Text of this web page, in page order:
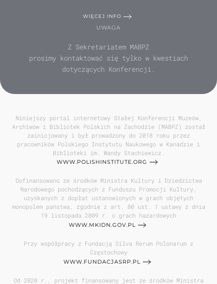
WIĘCEJ INFO
UWAGA
Z Sekretariatem MABPZ
prosimy kontaktować się tylko w kwestiach
dotyczących Konferencji.
Niniejszy portal internetowy Stałej Konferencji Muzeów,
Archiwów i Bibliotek Polskich na Zachodzie (MABPZ) został
zainicjowany i był prowadzony do 2018 roku przez
pracowników Polskiego Instytutu Naukowego w Kanadzie i
Biblioteki im. Wandy Stachiewicz.
WWW.POLISHINSTITUTE.ORG
Dofinansowano ze środków Ministra Kultury i Dziedzictwa
Narodowego pochodzących z Funduszu Promocji Kultury,
uzyskanych z dopłat ustanowionych w grach objętych
monopolem państwa, zgodnie z art. 80 ust. 1 ustawy z dnia
19 listopada 2009 r. o grach hazardowych
WWW.MKIDN.GOV.PL
Przy współpracy z Fundacją Silva Rerum Polonarum z
Częstochowy
WWW.FUNDACJASRP.PL
Od 2020 r., projekt finansowany jest ze środków Ministra